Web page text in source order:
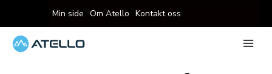
til
innholdet
Min side Om Atello Kontakt oss
Søk